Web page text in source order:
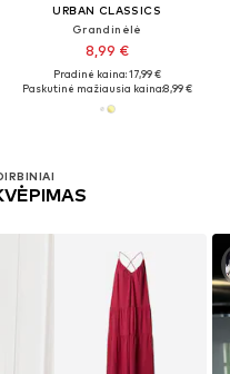
URBAN CLASSICS
Grandinėlė
8,99 €
Pradinė kaina: 17,99 €
Paskutinė mažiausia kaina:8,99 €